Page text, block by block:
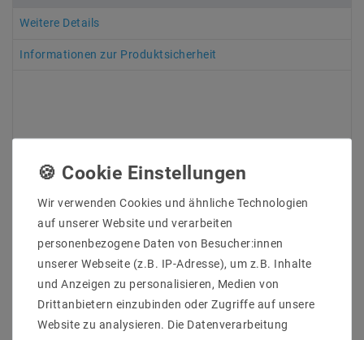
Weitere Details
Informationen zur Produktsicherheit
Ideal und kompakt für gewerbliche Anwendung zB:
Ladenbau .Gastronomie .Hotel gegen 50-100W
Halogen System zur Einrichtung.
Extra stärkeres Kühlungsteil mit langer Lebensdauer
zu garantieren.
Warmentwicklung wird erzeugt.
Dimmen sind als Optional durch Phasenabschnitte . 1-
10V . Dali . CONNEX System .Zigbee zu möglich.
Hochwertige Einbaurahmen rostfrei und geeignet
Wir verwenden Cookies und ähnliche Technologien
auf unserer Website und verarbeiten
personenbezogene Daten von Besucher:innen
unserer Webseite (z.B. IP-Adresse), um z.B. Inhalte
und Anzeigen zu personalisieren, Medien von
Drittanbietern einzubinden oder Zugriffe auf unsere
Website zu analysieren. Die Datenverarbeitung